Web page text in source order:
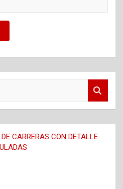
CARRERAS CON DETALLE